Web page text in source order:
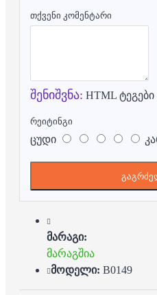
თქვენი კომენტარი
შენიშვნა: HTML
რეიტინგი
ცუდი
მარაგი:
მარაგშია
მოდელი: B0149